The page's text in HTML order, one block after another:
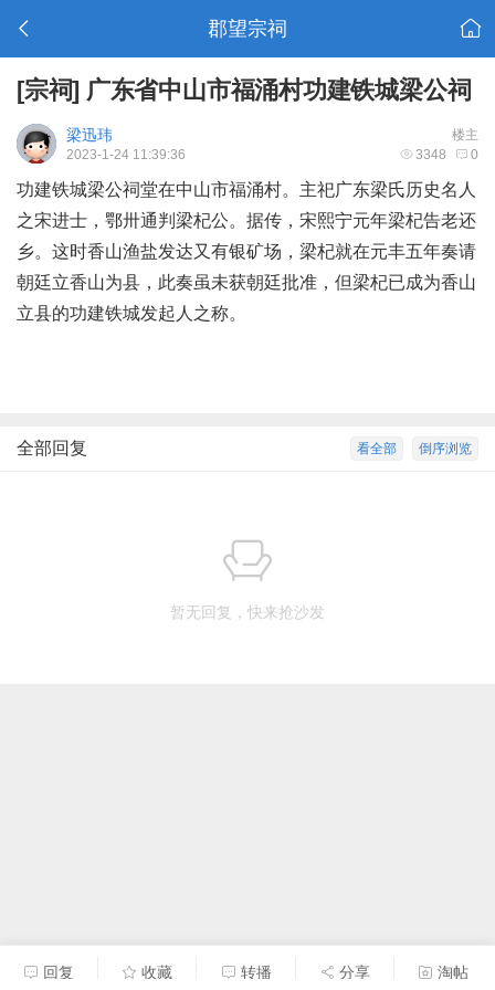
郡望宗祠
[宗祠] 广东省中山市福涌村功建铁城梁公祠
楼主
梁迅玮
3348 0
2023-1-24 11:39:36
功建铁城梁公祠堂在中山市福涌村。主祀广东梁氏历史名人
之宋进士，鄂卅通判梁杞公。据传，宋熙宁元年梁杞告老还
乡。这时香山渔盐发达又有银矿场，梁杞就在元丰五年奏请
朝廷立香山为县，此奏虽未获朝廷批准，但梁杞已成为香山
立县的功建铁城发起人之称。
倒序浏览
看全部
全部回复
暂无回复，快来抢沙发
回复 收藏 转播 分享 淘帖